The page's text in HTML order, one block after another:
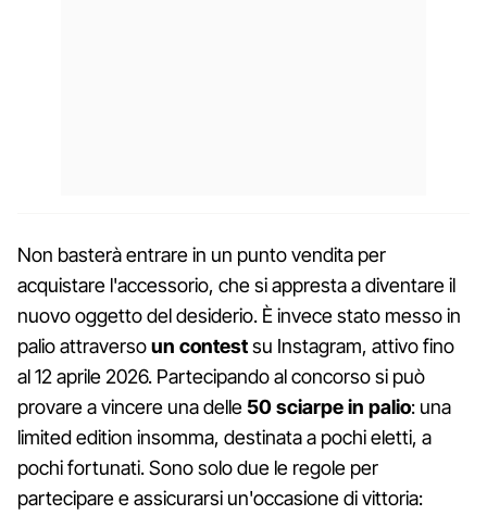
Non basterà entrare in un punto vendita per
acquistare l'accessorio, che si appresta a diventare il
nuovo oggetto del desiderio. È invece stato messo in
palio attraversoun contestsu Instagram, attivo fino
al 12 aprile 2026. Partecipando al concorso si può
provare a vincere una delle 50 sciarpe in palio: una
limited edition insomma, ⁣destinata a pochi eletti, a
pochi fortunati. Sono solo due le regole per
partecipare e assicurarsi un'occasione di vittoria: